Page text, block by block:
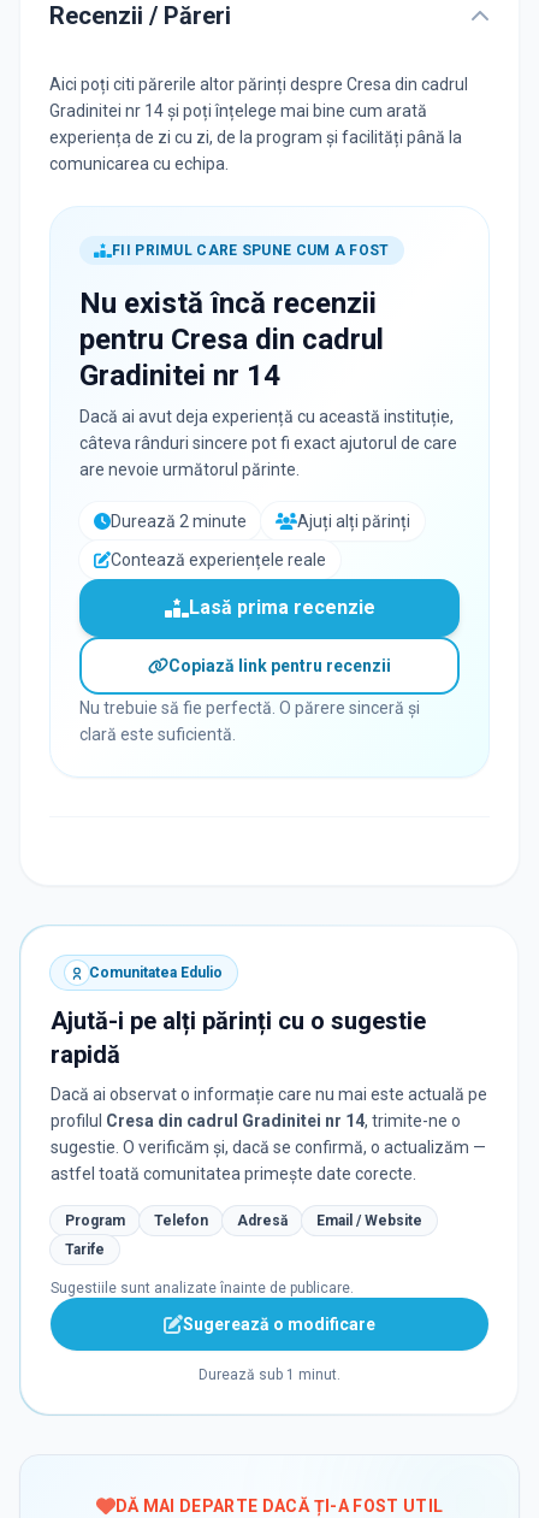
Recenzii / Păreri
Aici poți citi părerile altor părinți despre Cresa din cadrul
Gradinitei nr 14 și poți înțelege mai bine cum arată
experiența de zi cu zi, de la program și facilități până la
comunicarea cu echipa.
FII PRIMUL CARE SPUNE CUM A FOST
Nu există încă recenzii
pentru Cresa din cadrul
Gradinitei nr 14
Dacă ai avut deja experiență cu această instituție,
câteva rânduri sincere pot fi exact ajutorul de care
are nevoie următorul părinte.
Durează 2 minute
Ajuți alți părinți
Contează experiențele reale
Lasă prima recenzie
Copiază link pentru recenzii
Nu trebuie să fie perfectă. O părere sinceră și
clară este suficientă.
Comunitatea Edulio
Ajută-i pe alți părinți cu o sugestie
rapidă
Dacă ai observat o informație care nu mai este actuală pe
profilul Cresa din cadrul Gradinitei nr 14, trimite-ne o
sugestie. O verificăm și, dacă se confirmă, o actualizăm —
astfel toată comunitatea primește date corecte.
Program Telefon Adresă
Email / Website
Tarife
Sugestiile sunt analizate înainte de publicare.
Sugerează o modificare
Durează sub 1 minut.
DĂ MAI DEPARTE DACĂ ȚI-A FOST UTIL